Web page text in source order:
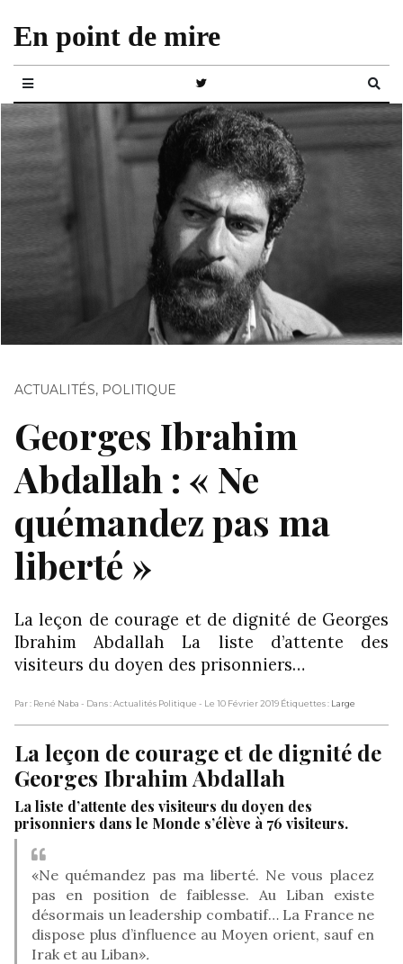
En point de mire
ACTUALITÉS, POLITIQUE
Georges Ibrahim
Abdallah : « Ne
quémandez pas ma
liberté »
La leçon de courage et de dignité de Georges
Ibrahim Abdallah La liste d’attente des
visiteurs du doyen des prisonniers…
Par : René Naba - Dans : Actualités Politique - Le 10 Février 2019 Étiquettes : Large
La leçon de courage et de dignité de
Georges Ibrahim Abdallah
La liste d’attente des visiteurs du doyen des
prisonniers dans le Monde s’élève à 76 visiteurs.
«Ne quémandez pas ma liberté. Ne vous placez
pas en position de faiblesse. Au Liban existe
désormais un leadership combatif… La France ne
dispose plus d’influence au Moyen orient, sauf en
Irak et au Liban».